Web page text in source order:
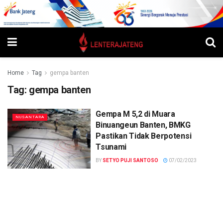
Home Tag gempa banten
Tag: gempa banten
NUSANTARA
Gempa M 5,2 di Muara
Binuangeun Banten, BMKG
Pastikan Tidak Berpotensi
Tsunami
BY SETYO PUJI SANTOSO 07/02/2023